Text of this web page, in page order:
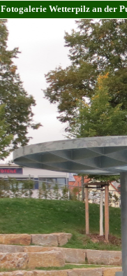
Fotogalerie Wetterpilz an der